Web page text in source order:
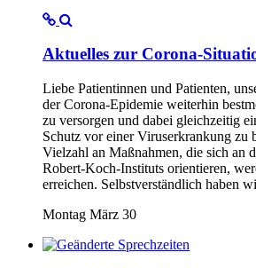
Aktuelles zur Corona-
Liebe Patientinnen und Patienten,
der Corona-Epidemie weiterhin
zu versorgen und dabei gleichzeitig
Schutz vor einer Viruserkrankung zu
Vielzahl an Maßnahmen, die sich an
Robert-Koch-Instituts orientieren,
erreichen. Selbstverständlich haben
Montag März 30